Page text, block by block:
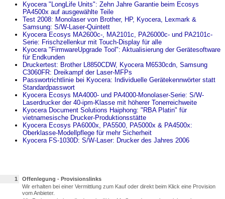
Kyocera "LongLife Units": Zehn Jahre Garantie beim Ecosys
PA4500x auf ausgewählte Teile
Test 2008: Monolaser von Brother, HP, Kyocera, Lexmark &
Samsung: S/W-Laser-Quintett
Kyocera Ecosys MA2600c-, MA2101c, PA26000c- und PA2101c-
Serie: Frischzellenkur mit Touch-Display für alle
Kyocera "FirmwareUpgrade Tool": Aktualisierung der Gerätesoftware
für Endkunden
Druckertest: Brother L8850CDW, Kyocera M6530cdn, Samsung
C3060FR: Dreikampf der Laser-MFPs
Passwortrichtlinie bei Kyocera: Individuelle Gerätekennwörter statt
Standardpasswort
Kyocera Ecosys MA4000- und PA4000-Monolaser-Serie: S/W-
Laserdrucker der 40-ipm-Klasse mit höherer Tonerreichweite
Kyocera Document Solutions Haiphong: "RBA Platin" für
vietnamesische Drucker-Produktionsstätte
Kyocera Ecosys PA6000x, PA5500, PA5000x & PA4500x:
Oberklasse-Modellpflege für mehr Sicherheit
Kyocera FS-1030D: S/W-Laser: Drucker des Jahres 2006
1
Offenlegung - Provisionslinks
Wir erhalten bei einer Vermittlung zum Kauf oder direkt beim Klick eine Provision
vom Anbieter.